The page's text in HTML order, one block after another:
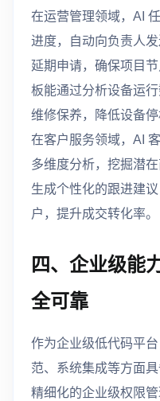
在运营管理领域，AI
进度，自动向负责人
延期申请，确保项目
板能通过分析设备运
维修保养，降低设备停
在客户服务领域，AI
多维度分析，挖掘潜
生成个性化的跟进建
户，提升成交转化率。
四、企业级能
全可靠
作为企业级低代码平
范、系统集成等方面
精细化的企业级权限